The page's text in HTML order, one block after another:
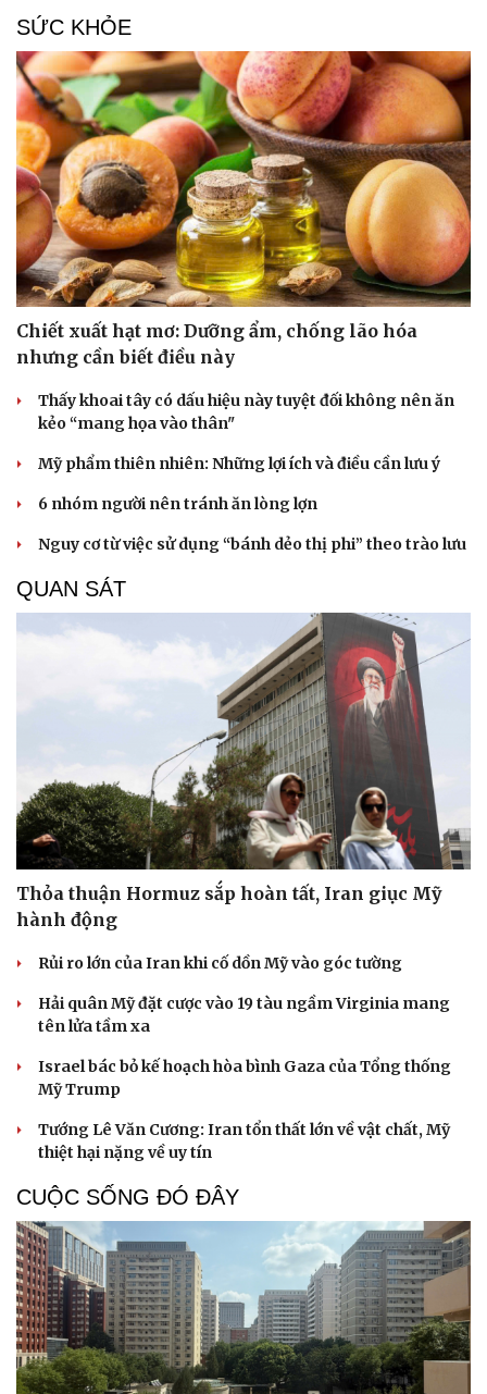
SỨC KHỎE
Chiết xuất hạt mơ: Dưỡng ẩm, chống lão hóa
nhưng cần biết điều này
Thấy khoai tây có dấu hiệu này tuyệt đối không nên ăn
kẻo “mang họa vào thân"
Mỹ phẩm thiên nhiên: Những lợi ích và điều cần lưu ý
6 nhóm người nên tránh ăn lòng lợn
Nguy cơ từ việc sử dụng “bánh dẻo thị phi” theo trào lưu
QUAN SÁT
Thỏa thuận Hormuz sắp hoàn tất, Iran giục Mỹ
hành động
Rủi ro lớn của Iran khi cố dồn Mỹ vào góc tường
Hải quân Mỹ đặt cược vào 19 tàu ngầm Virginia mang
tên lửa tầm xa
Israel bác bỏ kế hoạch hòa bình Gaza của Tổng thống
Mỹ Trump
Tướng Lê Văn Cương: Iran tổn thất lớn về vật chất, Mỹ
thiệt hại nặng về uy tín
CUỘC SỐNG ĐÓ ĐÂY